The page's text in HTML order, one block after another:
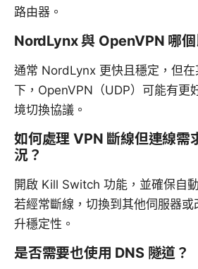
路由器。
NordLynx 與 OpenVPN 哪個
通常 NordLynx 更快且穩定，但
下，OpenVPN（UDP）可能有更
境切換協議。
如何處理 VPN 斷線但連線需
況？
開啟 Kill Switch 功能，並確保自
若經常斷線，切換到其他伺服器
升穩定性。
是否需要也使用 DNS 隧道？